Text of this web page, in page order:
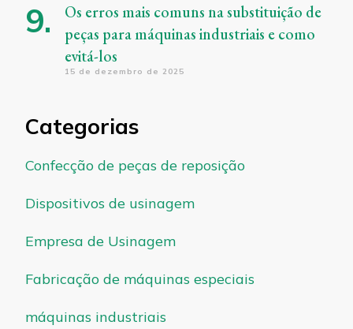
Os erros mais comuns na substituição de
peças para máquinas industriais e como
evitá-los
15 de dezembro de 2025
Categorias
Confecção de peças de reposição
Dispositivos de usinagem
Empresa de Usinagem
Fabricação de máquinas especiais
máquinas industriais